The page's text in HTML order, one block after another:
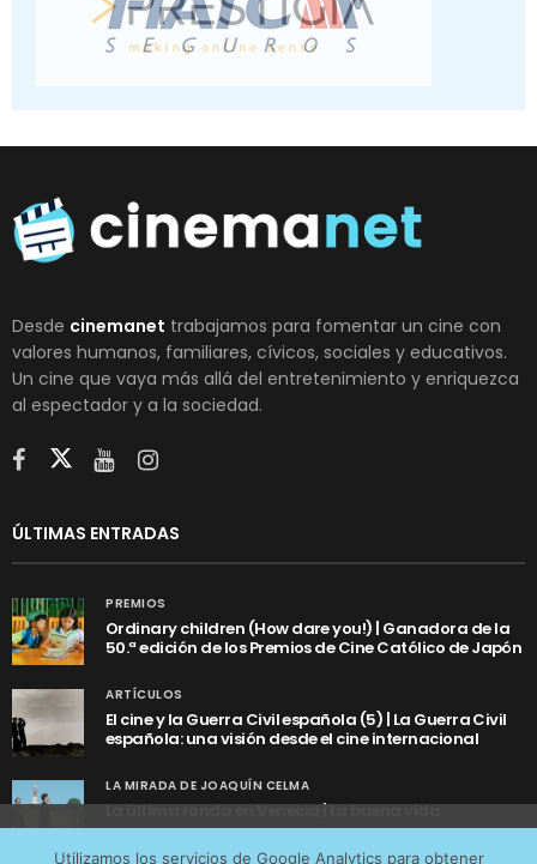
Desde cinemanet trabajamos para fomentar un cine con
valores humanos, familiares, cívicos, sociales y educativos.
Un cine que vaya más allá del entretenimiento y enriquezca
al espectador y a la sociedad.
ÚLTIMAS ENTRADAS
PREMIOS
Ordinary children (How dare you!) | Ganadora de la
50.ª edición de los Premios de Cine Católico de Japón
ARTÍCULOS
El cine y la Guerra Civil española (5) | La Guerra Civil
española: una visión desde el cine internacional
LA MIRADA DE JOAQUÍN CELMA
La última ronda en Venecia | La buena vida
Utilizamos los servicios de Google Analytics para obtener